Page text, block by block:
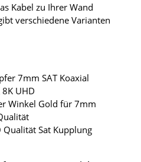
Kabel zu Ihrer Wand
verschiedene Varianten
7mm SAT Koaxial
UHD
Winkel Gold für 7mm
Sat Kupplung